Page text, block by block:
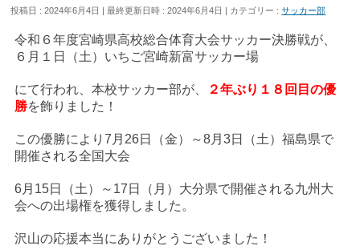
投稿日 : 2024年6月4日 最終更新日時 : 2024年6月4日 カテゴリー :サッカー部
令和６年度宮崎県高校総合体育大会サッカー決勝戦が、
６月１日（土）いちご宮崎新富サッカー場
にて行われ、本校サッカー部が、
２年ぶり１８回目の優
勝を飾りました！
この優勝により7月26日（金）～8月3日（土）福島県で
開催される全国大会
6月15日（土）～17日（月）大分県で開催される九州大
会への出場権を獲得しました。
沢山の応援本当にありがとうございました！